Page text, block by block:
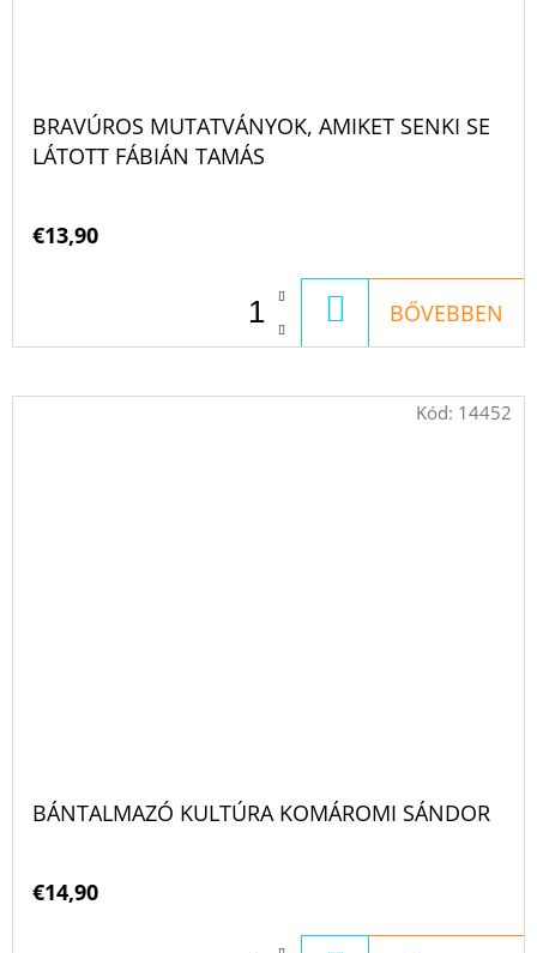
BRAVÚROS MUTATVÁNYOK, AMIKET SENKI SE
LÁTOTT FÁBIÁN TAMÁS
€13,90
KOSÁRBA
BŐVEBBEN
BÁNTALMAZÓ KULTÚRA KOMÁROMI SÁNDOR
€14,90
Kód: 14452